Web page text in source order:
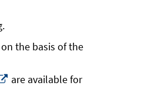
the basis of the
In
are available for